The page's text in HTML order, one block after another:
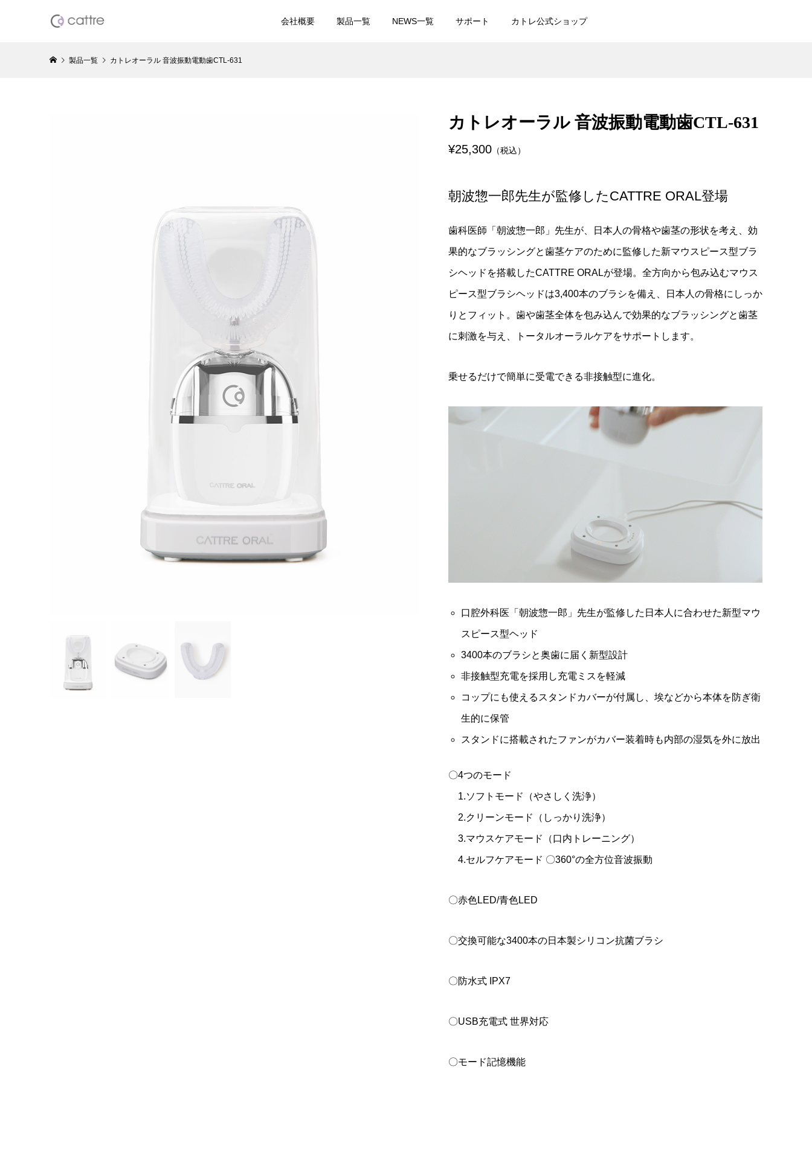
会社概要 製品一覧 NEWS一覧 サポート カトレ公式ショップ
¥11,000 （税込） ¥16,280（税込）
¥27,280（税込）
Resca レスカ ウォーターピ
ーリング美顔器 CTR-700
（税込）
ター CTS-202
¥4,378 （税込）
クター NBT-910
¥9,878（税込）
製品一覧 カトレオーラル 音波振動電動歯CTL-631
カトレオーラル 音波振動電動歯CTL-631
¥25,300 （税込）
朝波惣一郎先生が監修したCATTRE ORAL登場
歯科医師「朝波惣一郎」先生が、日本人の骨格や歯茎の形状を考え、効
果的なブラッシングと歯茎ケアのために監修した新マウスピース型ブラ
シヘッドを搭載したCATTRE ORALが登場。全方向から包み込むマウス
ピース型ブラシヘッドは3,400本のブラシを備え、日本人の骨格にしっか
りとフィット。歯や歯茎全体を包み込んで効果的なブラッシングと歯茎
に刺激を与え、トータルオーラルケアをサポートします。
乗せるだけで簡単に受電できる非接触型に進化。
口腔外科医「朝波惣一郎」先生が監修した日本人に合わせた新型マウ
スピース型ヘッド
3400本のブラシと奥歯に届く新型設計
非接触型充電を採用し充電ミスを軽減
コップにも使えるスタンドカバーが付属し、埃などから本体を防ぎ衛
生的に保管
スタンドに搭載されたファンがカバー装着時も内部の湿気を外に放出
〇4つのモード
1.ソフトモード（やさしく洗浄）
2.クリーンモード（しっかり洗浄）
3.マウスケアモード（口内トレーニング）
4.セルフケアモード 〇360°の全方位音波振動
〇赤色LED/青色LED
〇交換可能な3400本の日本製シリコン抗菌ブラシ
〇防水式 IPX7
〇USB充電式 世界対応
〇モード記憶機能